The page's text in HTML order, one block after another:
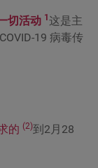
切活动 1 这是主
19 病毒传
的 (2)到2月28